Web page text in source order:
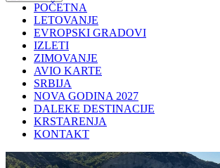
POČETNA
LETOVANJE
EVROPSKI GRADOVI
IZLETI
ZIMOVANJE
AVIO KARTE
SRBIJA
NOVA GODINA 2027
DALEKE DESTINACIJE
KRSTARENJA
KONTAKT